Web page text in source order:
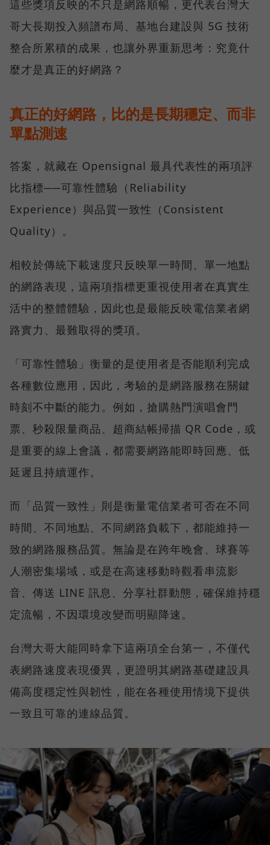
這些獎項反映的不只是網路順暢，更代表台灣大
哥大長期投入頻譜布局、基地台建設與 5G 技術
整合所累積的成果，也讓外界重新思考：究竟什
麼才是真正的好網路？
真正的好網路，比的是長期穩定、而非
單點測速
答案，就藏在 Opensignal 最具代表性的兩項評
比指標──可靠性體驗（Reliability
Experience）與品質一致性（Consistent
Quality）。
相較於傳統下載速度只反映單一時間、單一地點
的網路表現，這兩項指標更重視使用者在真實生
活中的整體體驗，因此也是最能反映電信業者網
路實力、最難取得的獎項。
「可靠性體驗」衡量的是使用者是否能順利完成
各種數位應用，因此，考驗的是網路服務在關鍵
時刻不中斷的能力。例如，搶購熱門演唱會門
票、秒殺限量商品、超商結帳掃描 QR Code，或
是重要的線上會議，都需要網路能即時回應、低
延遲且持續運作。
而「品質一致性」則是衡量電信業者可否在不同
時間、不同地點、不同網路負載下，都能維持一
致的網路服務品質。無論是在跨年晚會、球賽等
人潮密集場域，或是在高速移動時觀看串流影
音、傳送 LINE 訊息、分享社群動態，確保維持穩
定流暢，不因環境改變而明顯降速。
台灣大哥大能同時拿下這兩項全台第一，不僅代
表網路速度表現優異，更證明其網路基礎建設具
備高度穩定性與韌性，能在各種使用情境下提供
一致且可靠的連線品質。